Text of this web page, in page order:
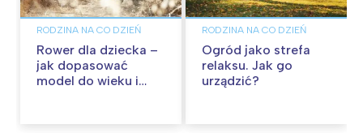
RODZINA NA CO DZIEŃ
Rower dla dziecka –
jak dopasować
model do wieku i
RODZINA NA CO DZIEŃ
Ogród jako strefa
relaksu. Jak go
urządzić?